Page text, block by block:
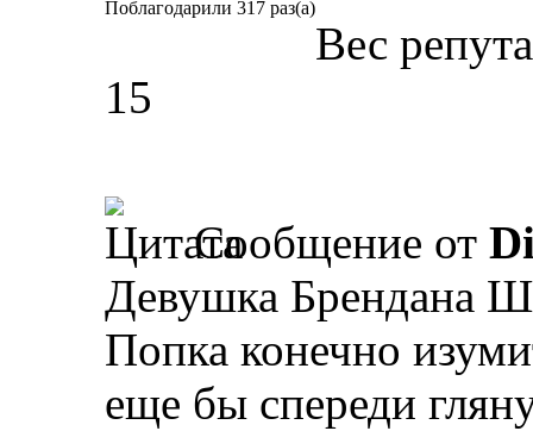
Поблагодарили 317 раз(а)
Вес
15
Сообщение от
Девушка Брендана
Попка конечно
еще бы спереди